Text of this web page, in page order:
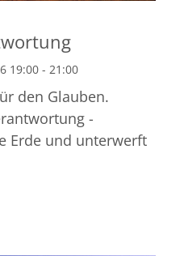
19:00 - 21:00
den Glauben.
-
Erde und unterwerft